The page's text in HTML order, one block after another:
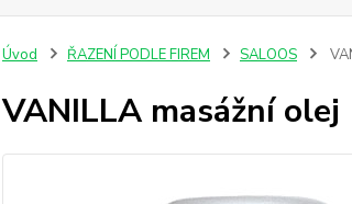
Úvod ŘAZENÍ PODLE FIREM SALOOS
VANILLA masážní olej